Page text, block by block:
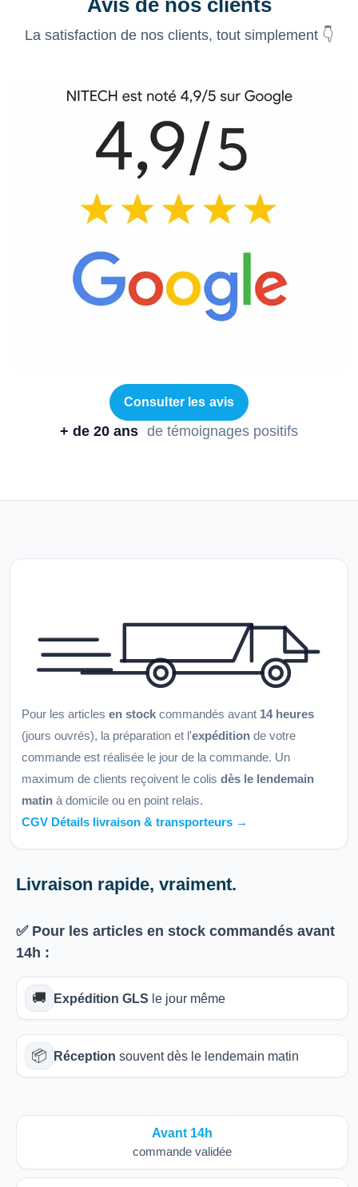
Avis de nos clients
La satisfaction de nos clients, tout simplement 👇
Consulter les avis
+ de 20 ans de témoignages positifs
Pour les articles en stock commandés avant 14 heures
(jours ouvrés), la préparation et l'expédition de votre
commande est réalisée le jour de la commande. Un
maximum de clients reçoivent le colis dès le lendemain
matin à domicile ou en point relais.
CGV Détails livraison & transporteurs →
Livraison rapide, vraiment.
✅ Pour les articles en stock commandés avant
14h :
🚚 Expédition GLS le jour même
📦 Réception souvent dès le lendemain matin
Avant 14h
commande validée